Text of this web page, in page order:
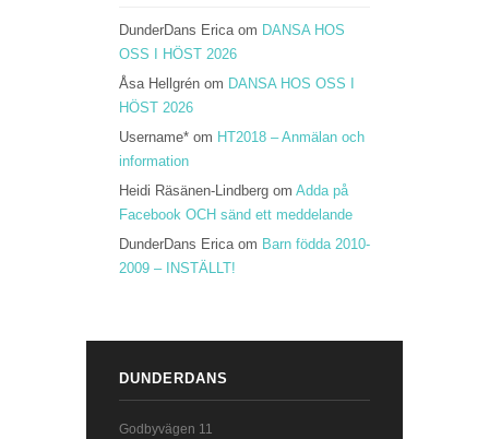
DunderDans Ericaom DANSA HOS
OSS I HÖST 2026
Åsa Hellgrén om DANSA HOS OSS I
HÖST 2026
Username* om HT2018 – Anmälan och
information
Heidi Räsänen-Lindberg om Adda på
Facebook OCH sänd ett meddelande
DunderDans Ericaom Barn födda 2010-
2009 – INSTÄLLT!
DUNDERDANS
Godbyvägen 11